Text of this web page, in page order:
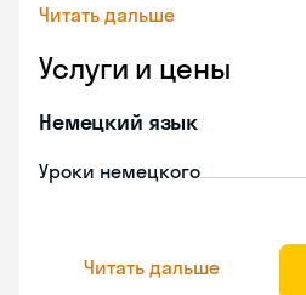
Читать дальше
Услуги и цены
Немецкий язык
Уроки немецкого
Читать дальше